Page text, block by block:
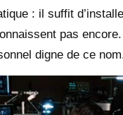
: il suffit
pas encore
digne de ce